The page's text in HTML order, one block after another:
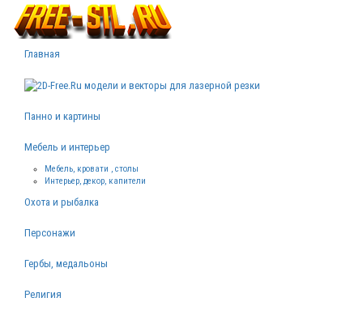
Главная
Панно и картины
Мебель и интерьер
Мебель, кровати , столы
Интерьер, декор, капители
Охота и рыбалка
Персонажи
Гербы, медальоны
Религия